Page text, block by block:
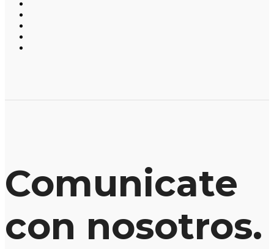
Comunicate
con nosotros.